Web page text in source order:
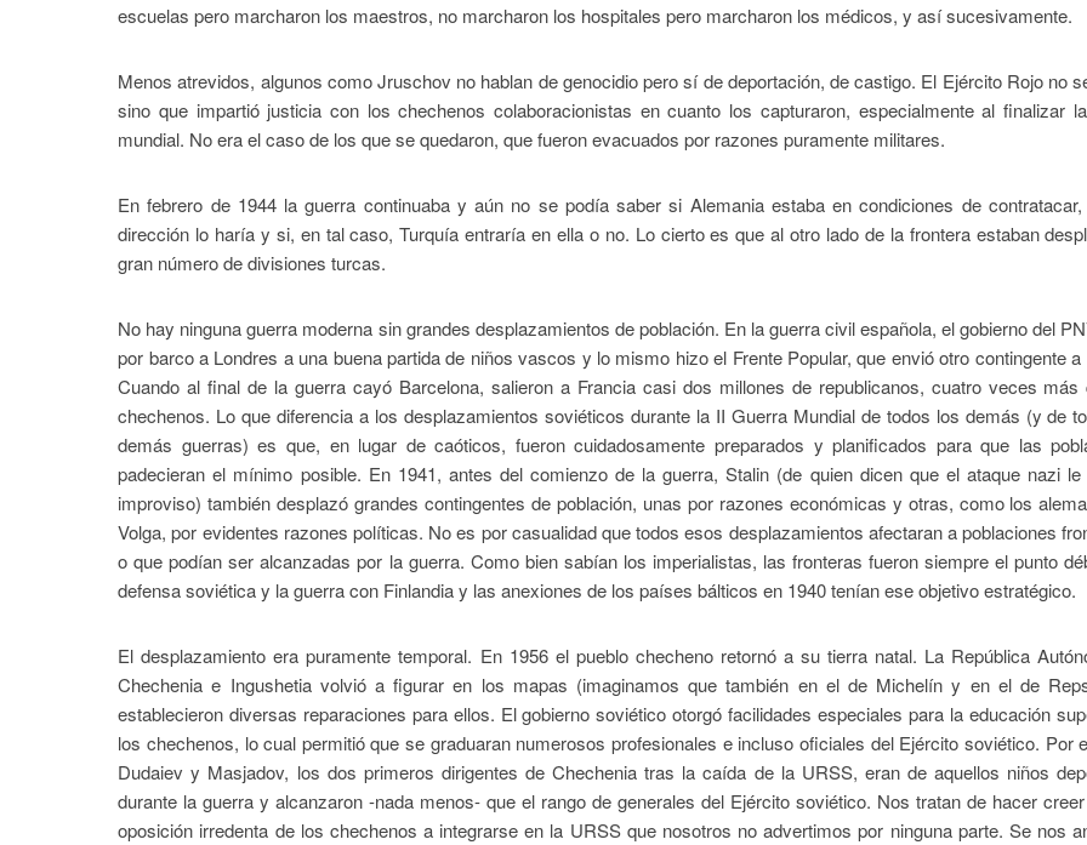
escuelas pero marcharon los maestros, no marcharon los hospitales pero marcharon los médicos, y así sucesivamente.
Menos atrevidos, algunos como Jruschov no hablan de genocidio pero sí de deportación, de castigo. El Ejército Rojo no
sino que impartió justicia con los chechenos colaboracionistas en cuanto los capturaron, especialmente al finalizar
mundial. No era el caso de los que se quedaron, que fueron evacuados por razones puramente militares.
En febrero de 1944 la guerra continuaba y aún no se podía saber si Alemania estaba en condiciones de
dirección lo haría y si, en tal caso, Turquía entraría en ella o no. Lo cierto es que al otro lado de la frontera estaban
gran número de divisiones turcas.
No hay ninguna guerra moderna sin grandes desplazamientos de población. En la guerra civil española, el gobierno del
por barco a Londres a una buena partida de niños vascos y lo mismo hizo el Frente Popular, que envió otro contingente
Cuando al final de la guerra cayó Barcelona, salieron a Francia casi dos millones de republicanos, cuatro veces más
chechenos. Lo que diferencia a los desplazamientos soviéticos durante la II Guerra Mundial de todos los demás (y de
demás guerras) es que, en lugar de caóticos, fueron cuidadosamente preparados y planificados para que las
padecieran el mínimo posible. En 1941, antes del comienzo de la guerra, Stalin (de quien dicen que el ataque nazi le
improviso) también desplazó grandes contingentes de población, unas por razones económicas y otras, como los
Volga, por evidentes razones políticas. No es por casualidad que todos esos desplazamientos afectaran a poblaciones
o que podían ser alcanzadas por la guerra. Como bien sabían los imperialistas, las fronteras fueron siempre el punto
defensa soviética y la guerra con Finlandia y las anexiones de los países bálticos en 1940 tenían ese objetivo estratégico.
El desplazamiento era puramente temporal. En 1956 el pueblo checheno retornó a su tierra natal. La República
Chechenia e Ingushetia volvió a figurar en los mapas (imaginamos que también en el de Michelín y en el de
establecieron diversas reparaciones para ellos. El gobierno soviético otorgó facilidades especiales para la educación
los chechenos, lo cual permitió que se graduaran numerosos profesionales e incluso oficiales del Ejército soviético. Por
Dudaiev y Masjadov, los dos primeros dirigentes de Chechenia tras la caída de la URSS, eran de aquellos niños
durante la guerra y alcanzaron -nada menos- que el rango de generales del Ejército soviético. Nos tratan de hacer
oposición irredenta de los chechenos a integrarse en la URSS que nosotros no advertimos por ninguna parte. Se nos